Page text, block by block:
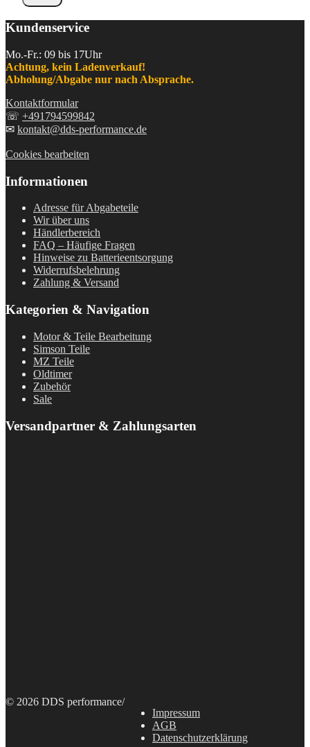
Kundenservice
Mo.-Fr.: 09 bis 17Uhr
Achtung, kein Ladenverkauf!
Abholung/Abgabe nur nach Absprache.
Kontaktformular
☏ +491794599842
✉ kontakt@dds-performance.de
Cookies bearbeiten
Informationen
Adresse für Abgabeteile
Wir über uns
Händlerbereich
FAQ – Häufige Fragen
Hinweise zu Batterieentsorgung
Widerrufsbelehrung
Zahlung & Versand
Kategorien & Navigation
Motor & Teile Bearbeitung
Simson Teile
MZ Teile
Oldtimer
Zubehör
Sale
Versandpartner & Zahlungsarten
© 2026 DDS performance/
Impressum
AGB
Datenschutzerklärung